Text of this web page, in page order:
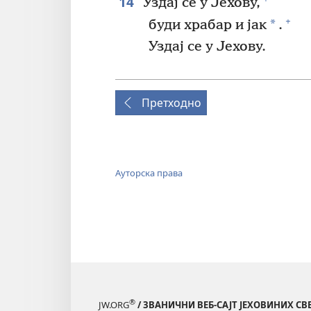
буди храбар и јак * . +
Уздај се у Јехову.
Претходно
Ауторска права
JW.ORG® / ЗВАНИЧНИ ВЕБ-САЈТ ЈЕХОВИНИХ